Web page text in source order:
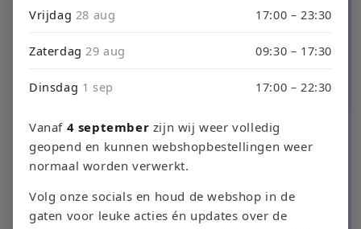
Vrijdag 28 aug 17:00 – 23:30
Zaterdag29 aug 09:30 – 17:30
Dinsdag 1 sep 17:00 – 22:30
Vanaf 4 september zijn wij weer volledig
geopend en kunnen webshopbestellingen weer
normaal worden verwerkt.
Volg onze socials en houd de webshop in de
gaten voor leuke acties én updates over de